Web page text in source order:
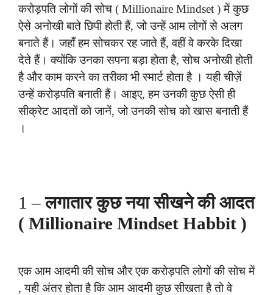
करोड़पति लोगों की सोच ( Millionaire Mindset ) में कुछ
ऐसे अनोखी बाते छिपी होती हैं, जो उन्हें आम लोगों से अलग
बनाते हैं। जहाँ हम सोचकर रह जाते हैं, वहीं वे करके दिखा
देते हैं। क्योंकि उनका सपना बड़ा होता है, सोच अनोखी होती
है और काम करने का तरीका भी स्मार्ट होता है । यही चीज़ें
उन्हें करोड़पति बनाती हैं। आइए, हम उनकी कुछ ऐसी ही
सीक्रेट आदतों को जानें, जो उनकी सोच को खास बनाती हैं
।
1 –लगातार कुछ नया सीखने की आदत
( Millionaire Mindset Habbit )
एक आम आदमी की सोच और एक करोड़पति लोगों की सोच में
, यही अंतर होता है कि आम आदमी कुछ सीखता है तो वे